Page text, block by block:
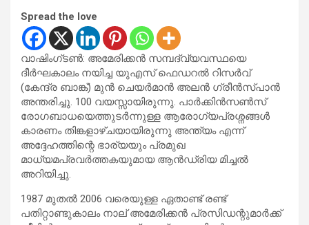
Spread the love
വാഷിംഗ്ടൺ: അമേരിക്കൻ സമ്പദ്‌വ്യവസ്ഥയെ
ദീർഘകാലം നയിച്ച യുഎസ് ഫെഡറൽ റിസർവ്
(കേന്ദ്ര ബാങ്ക്) മുൻ ചെയർമാൻ അലൻ ഗ്രീൻസ്പാൻ
അന്തരിച്ചു. 100 വയസ്സായിരുന്നു. പാർക്കിൻസൺസ്
രോഗബാധയെത്തുടർന്നുള്ള ആരോഗ്യപ്രശ്നങ്ങൾ
കാരണം തിങ്കളാഴ്ചയായിരുന്നു അന്ത്യം എന്ന്
അദ്ദേഹത്തിന്റെ ഭാര്യയും പ്രമുഖ
മാധ്യമപ്രവർത്തകയുമായ ആൻഡ്രിയ മിച്ചൽ
അറിയിച്ചു.
1987 മുതൽ 2006 വരെയുള്ള ഏതാണ്ട് രണ്ട്
പതിറ്റാണ്ടുകാലം നാല് അമേരിക്കൻ പ്രസിഡന്റുമാർക്ക്